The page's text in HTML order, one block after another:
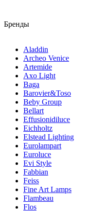
Бренды
Aladdin
Archeo Venice
Artemide
Axo Light
Baga
Barovier&Toso
Beby Group
Bellart
Effusionidiluce
Eichholtz
Elstead Lighting
Eurolampart
Euroluce
Evi Style
Fabbian
Feiss
Fine Art Lamps
Flambeau
Flos